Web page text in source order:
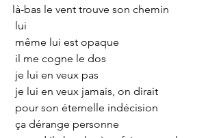
là-bas le vent trouve son chemin
lui
même lui est opaque
il me cogne le dos
je lui en veux pas
je lui en veux jamais, on dirait
pour son éternelle indécision
ça dérange personne